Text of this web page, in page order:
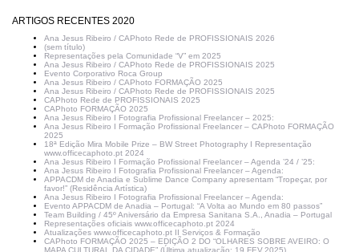
ARTIGOS RECENTES 2020
Ana Jesus Ribeiro / CAPhoto Rede de PROFISSIONAIS 2026
(sem título)
Representações pela Comunidade “V” em 2025
Ana Jesus Ribeiro / CAPhoto Rede de PROFISSIONAIS 2025
Evento Corporativo Roca Group
Ana Jesus Ribeiro / CAPhoto FORMAÇÃO 2025
Ana Jesus Ribeiro / CAPhoto Rede de PROFISSIONAIS 2025
CAPhoto Rede de PROFISSIONAIS 2025
CAPhoto FORMAÇÃO 2025
Ana Jesus Ribeiro I Fotografia Profissional Freelancer – 2025:
Ana Jesus Ribeiro I Formação Profissional Freelancer – CAPhoto FORMAÇÃO
2025
18ª Edição Mira Mobile Prize – BW Street Photography I Representação
www.officecaphoto.pt 2024
Ana Jesus Ribeiro I Formação Profissional Freelancer – Agenda ’24 / ’25:
Ana Jesus Ribeiro I Fotografia Profissional Freelancer – Agenda:
APPACDM de Anadia e Sublime Dance Company apresentam “Tropeçar, por
favor!” (Residência Artística)
Ana Jesus Ribeiro I Fotografia Profissional Freelancer – Agenda:
Evento APPACDM de Anadia – Portugal: “A Volta ao Mundo em 80 passos”
Team Building / 45º Aniversário da Empresa Sanitana S.A., Anadia – Portugal
Representações oficiais www.officecaphoto.pt 2024
Atualizações www.officecaphoto.pt II Serviços & Formação
CAPhoto FORMAÇÃO 2025 – EDIÇÃO 2 DO “OLHARES SOBRE AVEIRO: O
MAPA CULTURAL DA CIDADE” (Última atualização: 19 FEV.2025)